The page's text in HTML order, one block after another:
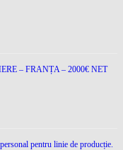
– FRANȚA – 2000€ NET
pentru linie de producție.